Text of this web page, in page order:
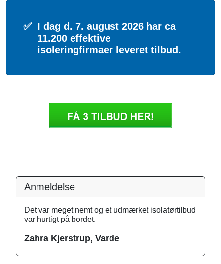
✅ I dag d. 7. august 2026 har ca
11.200 effektive
isoleringfirmaer leveret tilbud.
Anmeldelse
Det var meget nemt og et udmærket isolatørtilbud
var hurtigt på bordet.
Zahra Kjerstrup, Varde